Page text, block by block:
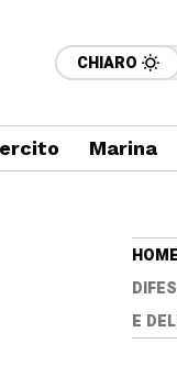
CHIARO
Marina
HOME
E